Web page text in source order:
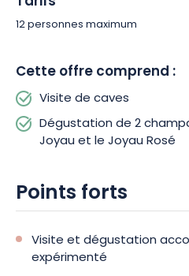
et fidélité aux terroirs.
de France.Pouvant accueillir
vous sera idéal pour les couples,
d’amis, avec un accès aux
12 personnes maximum
Cette offre comprend :
Visite de caves
Dégustation de 2
Joyau et le Joyau Rosé
Points forts
Visite et dégustation
expérimenté